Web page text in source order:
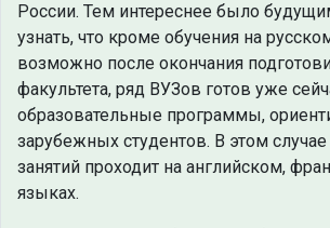
России. Тем интереснее было
узнать, что кроме обучения на
возможно после окончания
факультета, ряд ВУЗов готов уже
образовательные программы,
зарубежных студентов. В этом
занятий проходит на английском,
языках.